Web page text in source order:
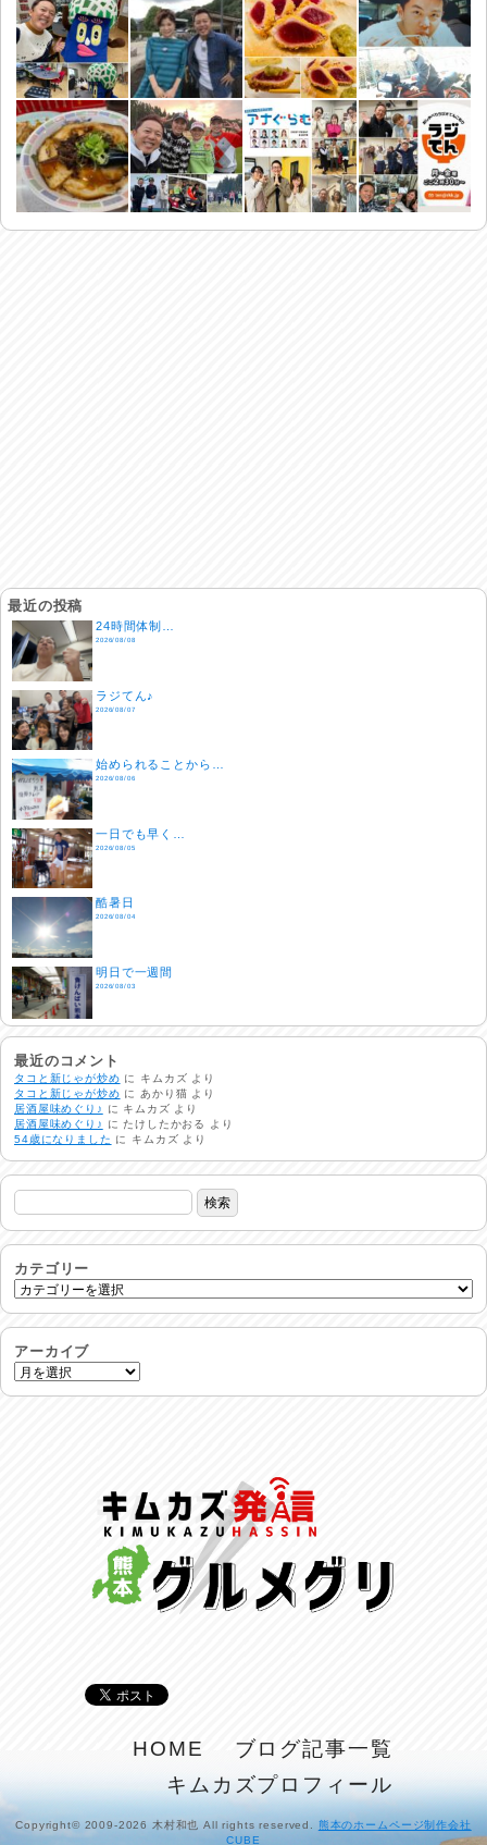
最近の投稿
24時間体制…
2026/08/08
ラジてん♪
2026/08/07
始められることから…
2026/08/06
一日でも早く…
2026/08/05
酷暑日
2026/08/04
明日で一週間
2026/08/03
熱中症注意
2026/08/02
非常時には…
2026/08/01
生活支援情報
2026/07/31
24時間体制
命を守る行動を…
呑めや喋れや！
2026/07/26
リスナーの集い！
最近のコメント
タコと新じゃが炒め に キムカズ より
タコと新じゃが炒め に あかり猫 より
居酒屋味めぐり♪
に キムカズ より
居酒屋味めぐり♪
にたけしたかおる
より
54歳になりました に キムカズ より
カテゴリー
アーカイブ
HOME
ブログ記事一覧
キムカズプロフィール
Copyright© 2009-2026 木村和也 All rights reserved. 熊本のホームページ制作会社
CUBE